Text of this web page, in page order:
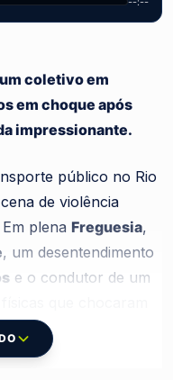
coletivo em
em choque após
impressionante.
público no Rio
de violência
Em plena Freguesia,
, um desentendimento
e o condutor de um